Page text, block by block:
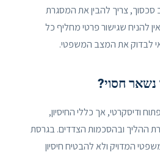
סכסוך, צריך להבין את המסגרת
להניח שגישור פרטי מחליף כל
לבדוק את המצב המשפטי.
חסוי?
ודיסקרטי, אך כללי החיסיון,
ההליך ובהסכמות הצדדים. בגרסת
המדויק ולא להבטיח חיסיון